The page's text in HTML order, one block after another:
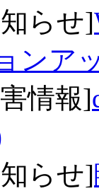
らせ]
ンア
情報]
らせ]